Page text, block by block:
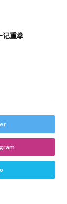
记重拳